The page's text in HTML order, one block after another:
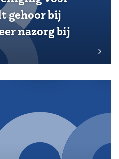
gehoor bij
nazorg bij